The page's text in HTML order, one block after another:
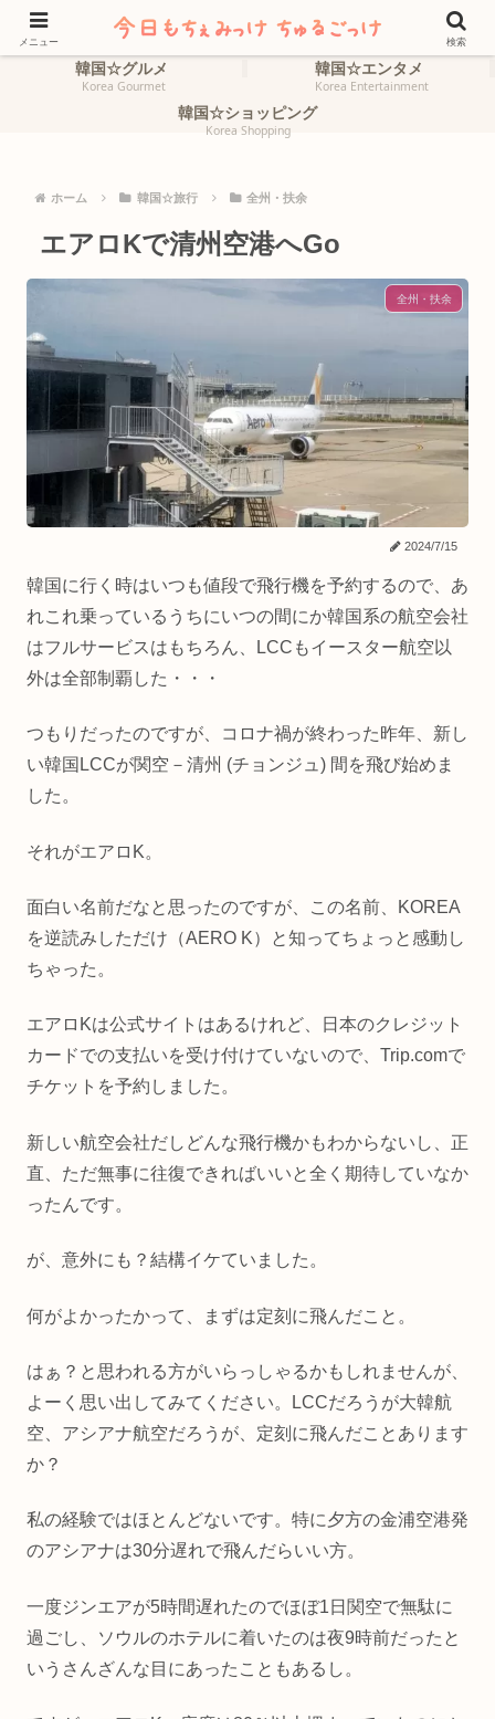
ホーム
HOME
韓国☆旅行
韓国☆グルメ
Korea Gourmet
韓国☆エンタメ
Korea Entertainment
韓国☆ショッピング
Korea Shopping
ホーム 韓国☆旅行 全州・扶余
エアロKで清州空港へGo
全州・扶余
2024/7/15
韓国に行く時はいつも値段で飛行機を予約するので、あ
れこれ乗っているうちにいつの間にか韓国系の航空会社
はフルサービスはもちろん、LCCもイースター航空以
外は全部制覇した・・・
つもりだったのですが、コロナ禍が終わった昨年、新し
い韓国LCCが関空－清州 (チョンジュ) 間を飛び始めま
した。
それがエアロK。
面白い名前だなと思ったのですが、この名前、KOREA
を逆読みしただけ（AERO K）と知ってちょっと感動し
ちゃった。
エアロKは公式サイトはあるけれど、日本のクレジット
カードでの支払いを受け付けていないので、Trip.comで
チケットを予約しました。
新しい航空会社だしどんな飛行機かもわからないし、正
直、ただ無事に往復できればいいと全く期待していなか
ったんです。
が、意外にも？結構イケていました。
何がよかったかって、まずは定刻に飛んだこと。
はぁ？と思われる方がいらっしゃるかもしれませんが、
よーく思い出してみてください。LCCだろうが大韓航
空、アシアナ航空だろうが、定刻に飛んだことあります
か？
私の経験ではほとんどないです。特に夕方の金浦空港発
のアシアナは30分遅れで飛んだらいい方。
一度ジンエアが5時間遅れたのでほぼ1日関空で無駄に
過ごし、ソウルのホテルに着いたのは夜9時前だったと
いうさんざんな目にあったこともあるし。
メニュー 検索